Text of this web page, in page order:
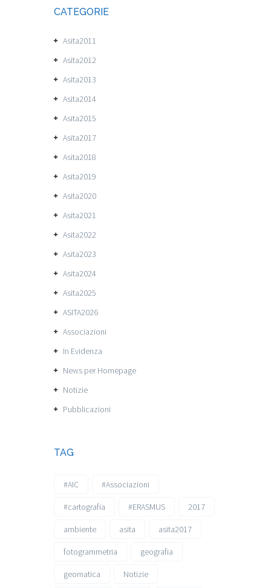
CATEGORIE
Asita2011
Asita2012
Asita2013
Asita2014
Asita2015
Asita2017
Asita2018
Asita2019
Asita2020
Asita2021
Asita2022
Asita2023
Asita2024
Asita2025
ASITA2026
Associazioni
In Evidenza
News per Homepage
Notizie
Pubblicazioni
TAG
#AIC #Associazioni
#cartografia #ERASMUS 2017
ambiente asita asita2017
fotogrammetria geografia
geomatica Notizie